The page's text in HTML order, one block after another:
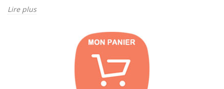
Lire plus